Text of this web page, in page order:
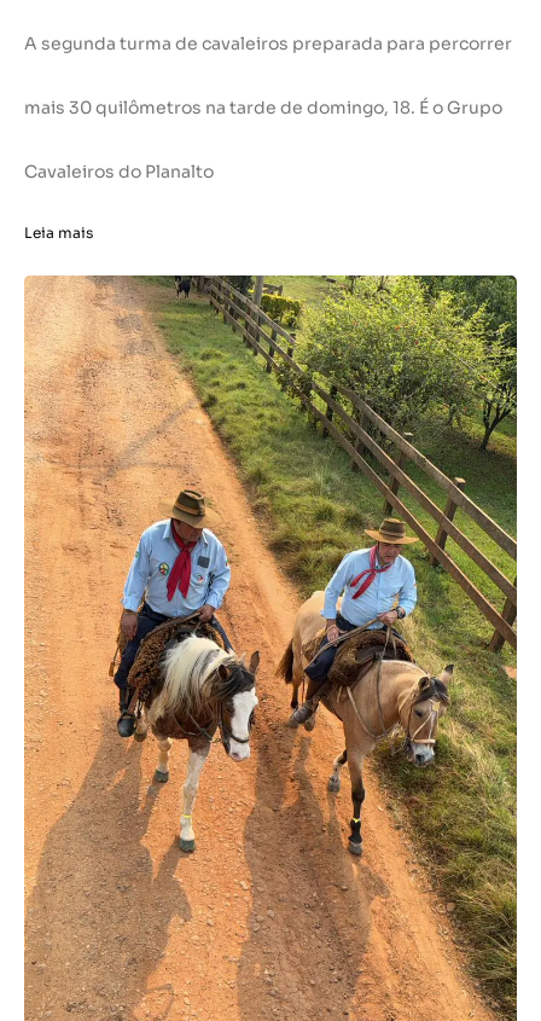
A segunda turma de cavaleiros preparada para percorrer
mais 30 quilômetros na tarde de domingo, 18. É o Grupo
Cavaleiros do Planalto
Leia mais